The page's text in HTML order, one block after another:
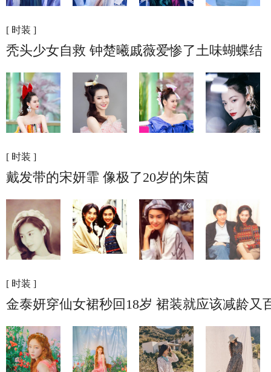
[ 时装 ]
秃头少女自救 钟楚曦戚薇爱惨了土味蝴蝶结
[ 时装 ]
戴发带的宋妍霏 像极了20岁的朱茵
[ 时装 ]
金泰妍穿仙女裙秒回18岁 裙装就应该减龄又